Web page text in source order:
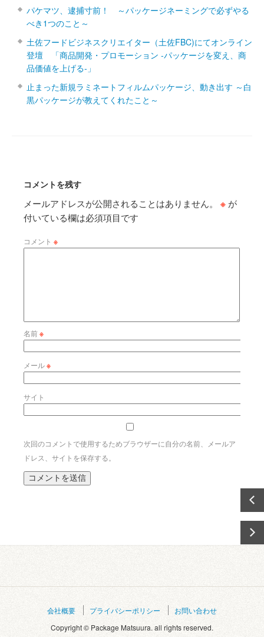
パケマツ、逮捕寸前！ ～パッケージネーミングで必ずやる
べき1つのこと～
土佐フードビジネスクリエイター（土佐FBC)にてオンライン
登壇 「商品開発・プロモーション ‐パッケージを変え、商
品価値を上げる‐」
止まった新規ラミネートフィルムパッケージ、動き出す ～白
黒パッケージが教えてくれたこと～
コメントを残す
メールアドレスが公開されることはありません。 ※ が
付いている欄は必須項目です
コメント ※
名前※
メール※
サイト
次回のコメントで使用するためブラウザーに自分の名前、メールア
ドレス、サイトを保存する。
会社概要 プライバシーポリシー
お問い合わせ
Copyright © Package Matsuura. all rights reserved.